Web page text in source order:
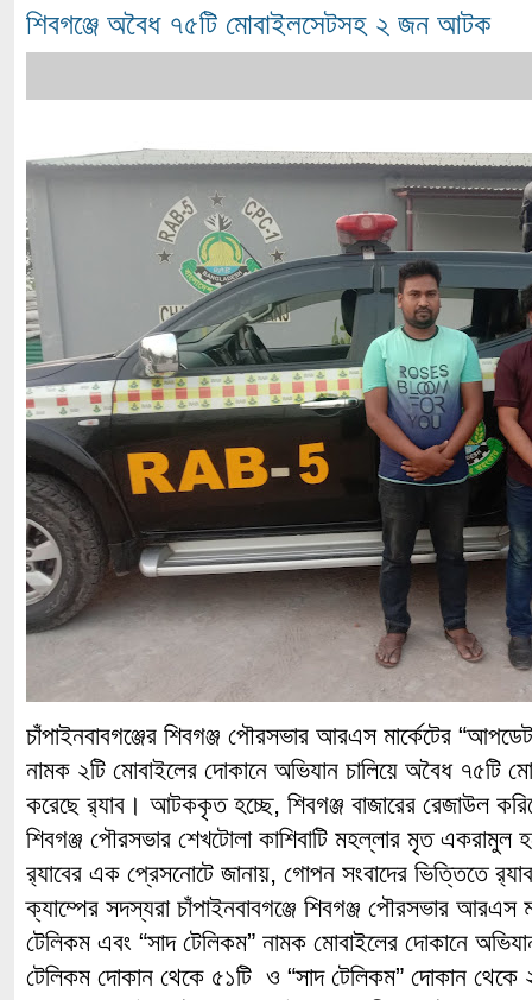
শিবগঞ্জে অবৈধ ৭৫টি মোবাইলসেটসহ ২ জন আটক
চাঁপাইনবাবগঞ্জের শিবগঞ্জ পৌরসভার আরএস মার্কেটের
নামক ২টি মোবাইলের দোকানে অভিযান চালিয়ে অবৈধ
করেছে র‌্যাব। আটককৃত হচ্ছে, শিবগঞ্জ বাজারের রেজাউল
শিবগঞ্জ পৌরসভার শেখটোলা কাশিবাটি মহল্লার মৃত
র‌্যাবের এক প্রেসনোটে জানায়, গোপন সংবাদের ভিত্তিতে
ক্যাম্পের সদস্যরা চাঁপাইনবাবগঞ্জে শিবগঞ্জ পৌরসভার আরএস
টেলিকম এবং “সাদ টেলিকম” নামক মোবাইলের দোকানে
টেলিকম দোকান থেকে ৫১টি ও “সাদ টেলিকম” দোকান থেকে